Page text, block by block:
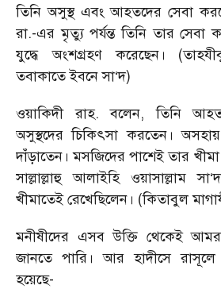
তিনি অসুস্থ এবং আহতদের সেবা
রা.-এর মৃত্যু পর্যন্ত তিনি তার সেবা
যুদ্ধে অংশগ্রহণ করেছেন।
তবাকাতে ইবনে সা‘দ)
ওয়াকিদী রাহ. বলেন, তিনি
অসুস্থদের চিকিৎসা করতেন।
দাঁঁড়াতেন। মসজিদের পাশেই তার
সাল্লাল্লাহু আলাইহি ওয়াসাল্লাম
খীমাতেই রেখেছিলেন। (কিতাবুল
মনীষীদের এসব উক্তি থেকেই
জানতে পারি। আর হাদীসে
হয়েছে-